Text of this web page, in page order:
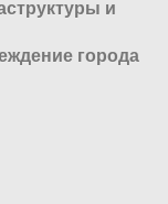
и
города